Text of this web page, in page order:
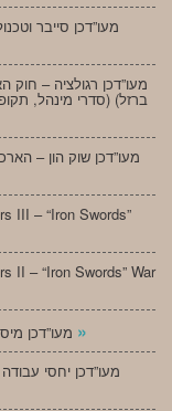
מעו”דכן סייבר
מעו”דכן רגולציה –
ברזל) (סדרי מינהל, תקופות
מעו”דכן שוק הון –
III – “Iron Swords”
II – “Iron Swords” War
»
מעו”דכן יחסי